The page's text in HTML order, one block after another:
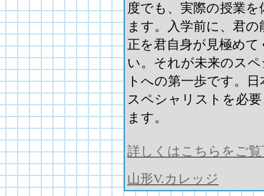
度でも、実際の授業を
ます。入学前に、君の
正を君自身が見極めて
い。それが未来のス
トへの第一歩です。
スペシャリストを必
ます。
詳しくはこちらをご
山形V.カレッジ